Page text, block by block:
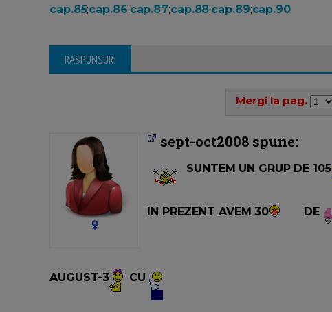
cap.85;cap.86;cap.87;cap.88;cap.89;cap.90
RASPUNSURI
Mergi la pag.
sept-oct2008 spune:
SUNTEM UN GRUP DE 105
IN PREZENT AVEM 30 DE
AUGUST-3 CU